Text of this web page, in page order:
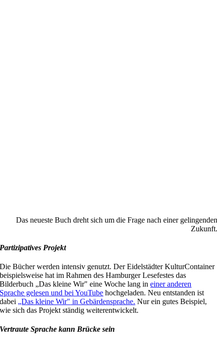
Das neueste Buch dreht sich um die Frage nach einer gelingenden
Zukunft.
Partizipatives Projekt
Die Bücher werden intensiv genutzt. DerEidelstädter KulturContainer
beispielsweise hat im Rahmen des Hamburger Lesefestes das
Bilderbuch „Das kleine Wir" eine Woche lang ineiner anderen
Sprache gelesen und bei YouTube hochgeladen. Neu entstanden ist
dabei „Das kleine Wir" in Gebärdensprache. Nur ein gutes Beispiel,
wie sich das Projekt ständigweiterentwickelt.
Vertraute Sprache kann Brücke sein